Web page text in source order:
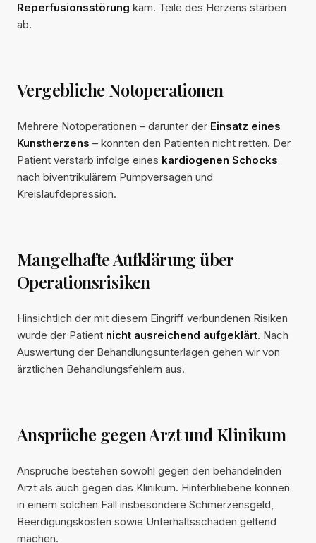
Reperfusionsstörung kam. Teile des Herzens starben
ab.
Vergebliche Notoperationen
Mehrere Notoperationen – darunter der Einsatz eines
Kunstherzens – konnten den Patienten nicht retten. Der
Patient verstarb infolge eines kardiogenen Schocks
nach biventrikulärem Pumpversagen und
Kreislaufdepression.
Mangelhafte Aufklärung über
Operationsrisiken
Hinsichtlich der mit diesem Eingriff verbundenen Risiken
wurde der Patient nicht ausreichend aufgeklärt. Nach
Auswertung der Behandlungsunterlagen gehen wir von
ärztlichen Behandlungsfehlern aus.
Ansprüche gegen Arzt und Klinikum
Ansprüche bestehen sowohl gegen den behandelnden
Arzt als auch gegen das Klinikum. Hinterbliebene können
in einem solchen Fall insbesondere Schmerzensgeld,
Beerdigungskosten sowie Unterhaltsschaden geltend
machen.